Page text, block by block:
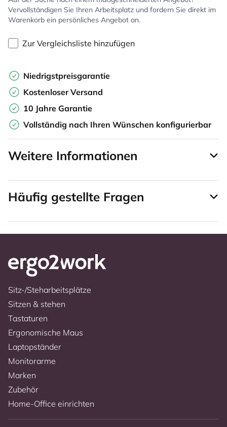
Vervollständigen Sie Ihren Arbeitsplatz und fordern Sie direkt im
Warenkorb ein persönliches Angebot an.
Zur Vergleichsliste hinzufügen
Niedrigstpreisgarantie
Kostenloser Versand
10 Jahre Garantie
Vollständig nach Ihren Wünschen konfigurierbar
Weitere Informationen
Häufig gestellte Fragen
Sitz-/Steharbeitsplätze
Sitzen & stehen
Tastaturen
Ergonomische Maus
Laptopständer
Monitorarme
Marken
Zubehör
Home-Office einrichten